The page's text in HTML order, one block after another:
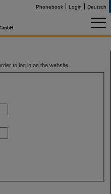
Phonebook Login Deutsch
to log in on the website